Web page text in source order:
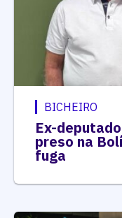
BICHEIRO
Ex-
preso na
fuga